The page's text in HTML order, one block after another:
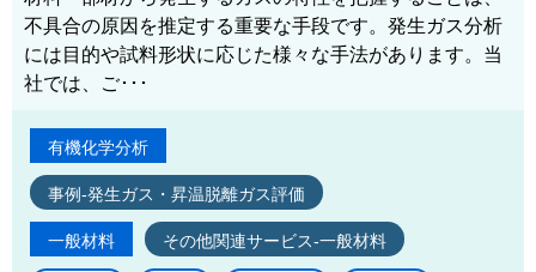
不具合の原因を推定する重要な手段です。発生ガス分析
には目的や試料形状に応じた様々な手法があります。当
社では、ご･･･
有機化学分析
事例-発生ガス・昇温脱離ガス評価
一般材料 その他関連サービス-一般材料